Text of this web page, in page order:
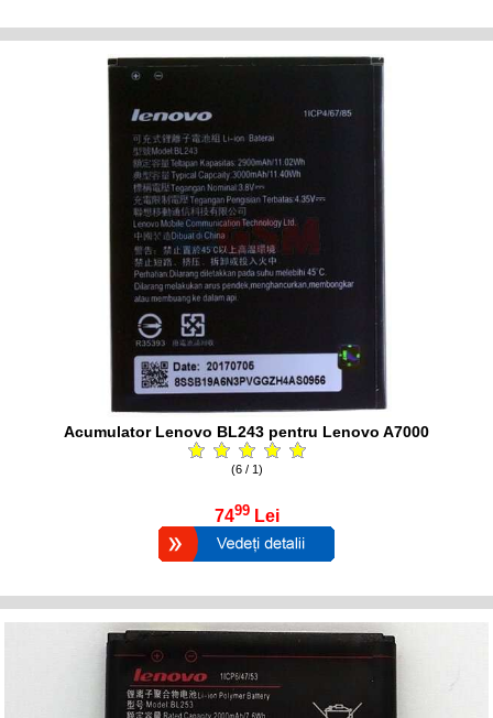
Acumulator Lenovo BL243 pentru Lenovo A7000
(6 / 1)
7499 Lei